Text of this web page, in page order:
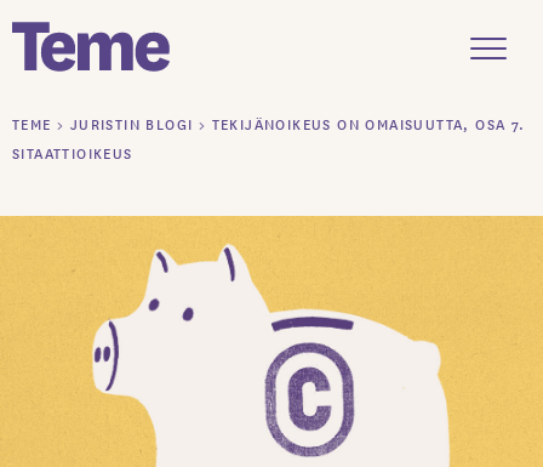
Siirry
sisältöön
TEME > JURISTIN BLOGI > TEKIJÄNOIKEUS ON OMAISUUTTA, OSA 7.
SITAATTIOIKEUS